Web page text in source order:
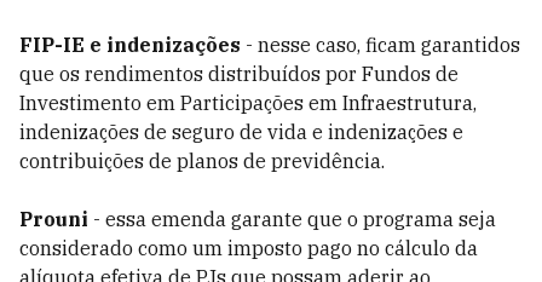
FIP-IE e indenizações - nesse caso, ficam garantidos
que os rendimentos distribuídos por Fundos de
Investimento em Participações em Infraestrutura,
indenizações de seguro de vida e indenizações e
contribuições de planos de previdência.
Prouni - essa emenda garante que o programa seja
considerado como um imposto pago no cálculo da
alíquota efetiva de PJs que possam aderir ao